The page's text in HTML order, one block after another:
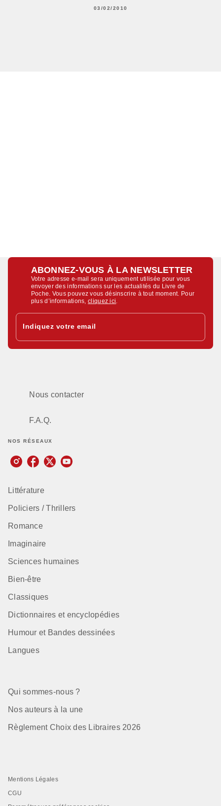
03/02/2010
ABONNEZ-VOUS À LA NEWSLETTER
Votre adresse e-mail sera uniquement utilisée pour vous
envoyer des informations sur les actualités du Livre de
Poche. Vous pouvez vous désinscrire à tout moment. Pour
plus d’informations,cliquez ici
Indiquez votre email
Nous contacter
F.A.Q.
NOS RÉSEAUX
Littérature
Policiers / Thrillers
Romance
Imaginaire
Sciences humaines
Bien-être
Classiques
Dictionnaires et encyclopédies
Humour et Bandes dessinées
Langues
Qui sommes-nous ?
Nos auteurs à la une
Règlement Choix des Libraires 2026
Mentions Légales
CGU